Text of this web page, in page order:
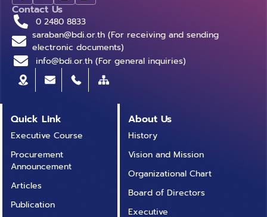
Contact Us
0 2480 8833
saraban@bdi.or.th (For receiving and sending
electronic documents)
info@bdi.or.th (For general inquiries)
Quick Link
Executive Course
Procurement
Announcement
Articles
Publication
About Us
History
Vision and Mission
Organizational Chart
Board of Directors
Executive